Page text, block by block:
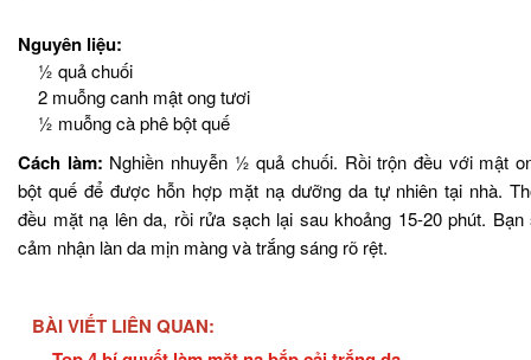
Nguyên liệu:
½ quả chuối
2 muỗng canh mật ong tươi
½ muỗng cà phê bột quế
Cách làm: Nghiền nhuyễn ½ quả chuối. Rồi trộn đều với mật
bột quế để được hỗn hợp mặt nạ dưỡng da tự nhiên tại nhà.
đều mặt nạ lên da, rồi rửa sạch lại sau khoảng 15-20 phút. Bạn
cảm nhận làn da mịn màng và trắng sáng rõ rệt.
BÀI VIẾT LIÊN QUAN: